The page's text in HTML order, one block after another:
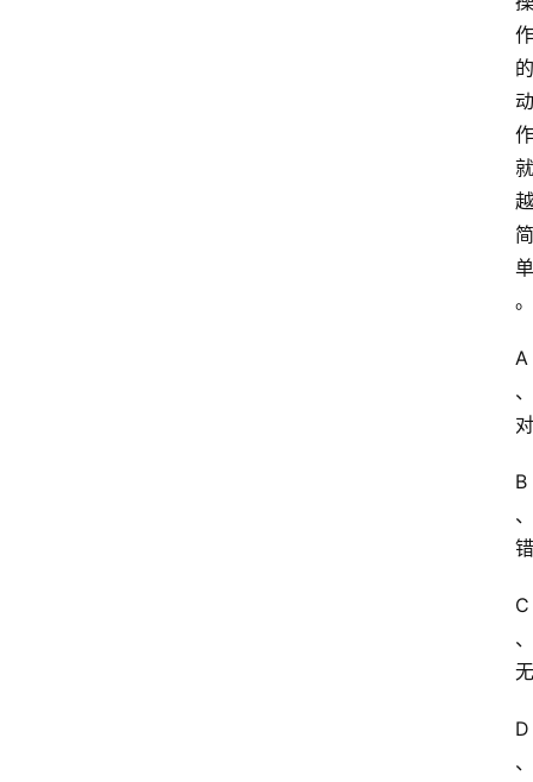
作
的
动
作
就
越
简
单
。
A
、
对
B
、
错
C
、
无
D
、